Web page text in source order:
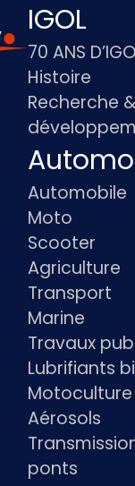
IGOL
70 ANS
Histoire
Recherche &
Automobile
Moto
Scooter
Agriculture
Transport
Marine
Travaux
Lubrifiants
Aérosols
ponts